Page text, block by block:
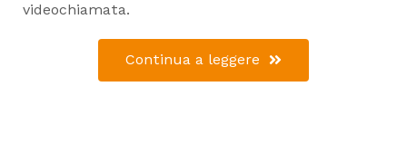
videochiamata.
Continua a leggere